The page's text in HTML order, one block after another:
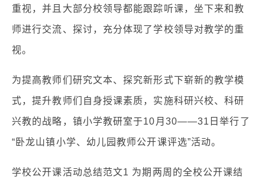
重视，并且大部分校领导都能跟踪听课，坐下来和教
师进行交流、探讨，充分体现了学校领导对教学的重
视。
为提高教师们研究文本、探究新形式下崭新的教学模
式，提升教师们自身授课素质，实施科研兴校、科研
兴教的战略，镇小学教研室于10月30——31日举行了
“卧龙山镇小学、幼儿园教师公开课评选”活动。
学校公开课活动总结范文1 为期两周的全校公开课结